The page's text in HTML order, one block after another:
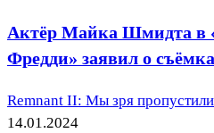
Актёр Майка Шмидта в
Фредди» заявил о
Remnant II: Мы зря пропустили
14.01.2024